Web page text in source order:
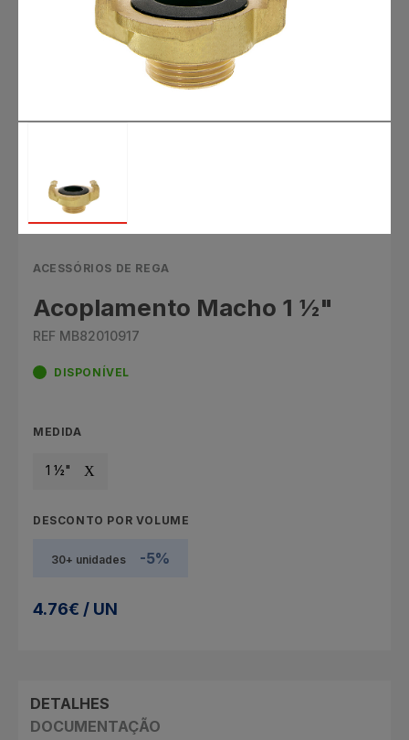
ACESSÓRIOS DE REGA
Acoplamento Macho 1 ½"
REF MB82010917
DISPONÍVEL
MEDIDA
1 ½"
DESCONTO POR VOLUME
30+ unidades -5%
4.76€ / UN
DETALHES
DOCUMENTAÇÃO